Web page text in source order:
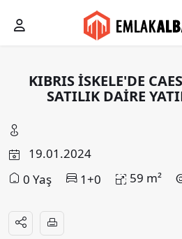
KIBRIS İSKELE'DE
SATILIK DAİRE
19.01.2024
0 Yaş
1+0 59 m²